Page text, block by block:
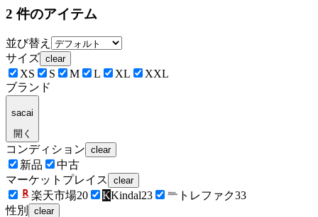
2 件のアイテム
並び替え
サイズ clear
XS S M L XL
XXL
ブランド
sacai
開く
コンディション clear
新品
中古
マーケットプレイス
clear
楽天市場20 KKindal23 トレファク33
性別
clear